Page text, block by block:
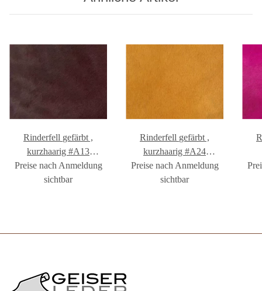
Rinderfell gefärbt ,
kurzhaarig #A13
#FR1001A13
Preise nach Anmeldung
sichtbar
Rinderfell gefärbt ,
kurzhaarig #A24
#FR1001A24
Preise nach Anmeldung
sichtbar